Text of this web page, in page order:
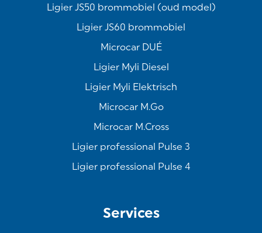
Ligier JS50 brommobiel (oud model)
Ligier JS60 brommobiel
Microcar DUÉ
Ligier Myli Diesel
Ligier Myli Elektrisch
Microcar M.Go
Microcar M.Cross
Ligier professional Pulse 3
Ligier professional Pulse 4
Services